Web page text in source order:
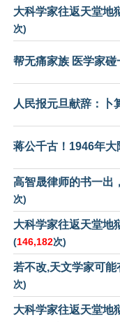
大科学家往返天堂地
次)
帮无痛家族 医学家碰
人民报元旦献辞：卜
蒋公千古！1946年大
高智晟律师的书一出
次)
大科学家往返天堂地
(146,182次)
若不改,天文学家可能
次)
大科学家往返天堂地